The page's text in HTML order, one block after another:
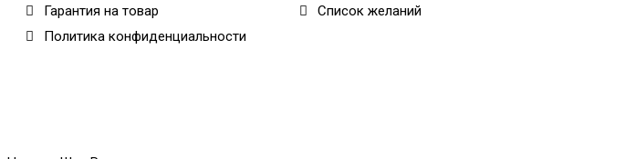
Гарантия на товар
Политика конфиденциальности
Cписок желаний